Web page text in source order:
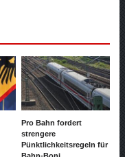
Pro Bahn fordert
strengere
Pünktlichkeitsregeln für